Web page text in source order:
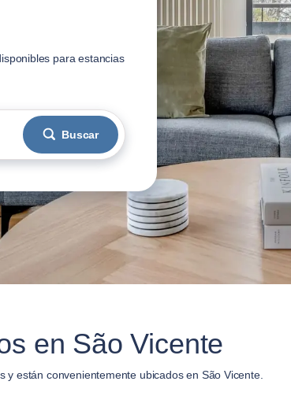
para estancias
Buscar
en São Vicente
están convenientemente ubicados en São Vicente.